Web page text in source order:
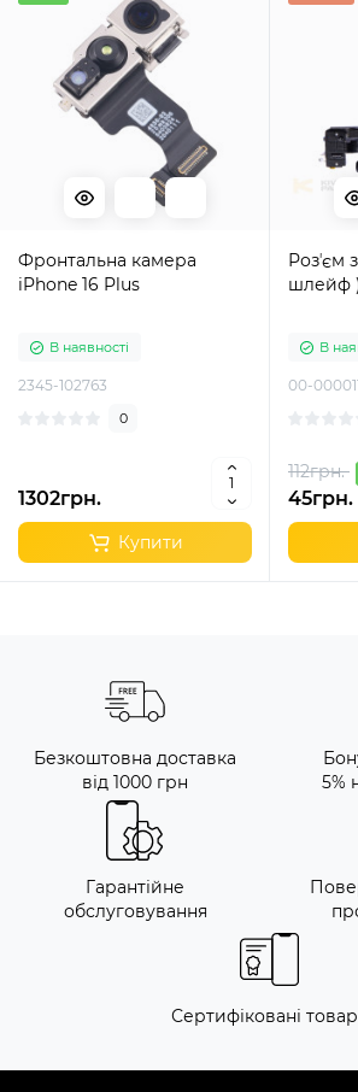
Фронтальна камера
iPhone 16 Plus
В наявності
2345-102763
0
1302грн.
Купити
Розʼєм
шлейф
В
00-
112грн.
45грн.
Безкоштовна доставка
від 1000 грн
5%
Гарантійне
обслуговування
Сертифіковані